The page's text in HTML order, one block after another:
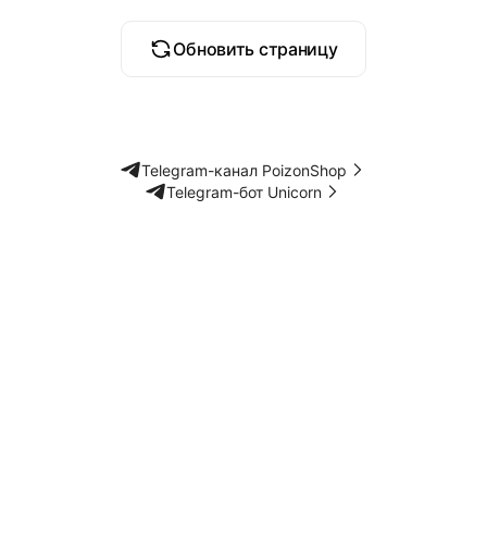
Обновить страницу
Telegram-канал PoizonShop
Telegram-бот Unicorn